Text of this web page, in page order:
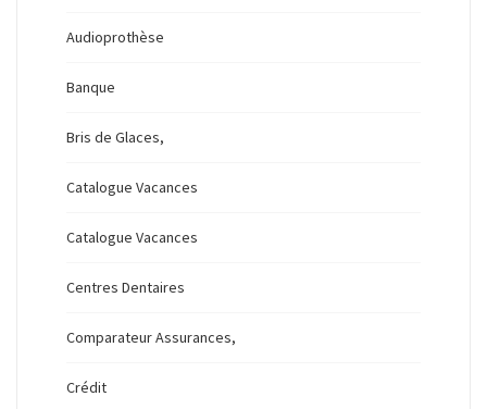
Audioprothèse
Banque
Bris de Glaces,
Catalogue Vacances
Catalogue Vacances
Centres Dentaires
Comparateur Assurances,
Crédit